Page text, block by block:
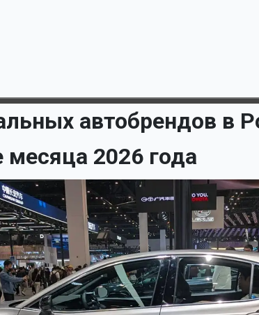
автобрендов в
месяца 2026 года